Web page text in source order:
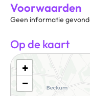
Voorwaarden
Geen informatie
Op de kaart
+
−